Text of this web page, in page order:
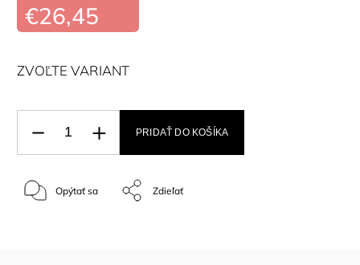
€26,45
ZVOĽTE VARIANT
PRIDAŤ DO KOŠÍKA
Opýtať sa Zdieľať